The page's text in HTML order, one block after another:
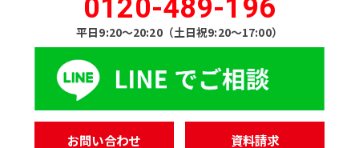
0120-489-196
平日9:20〜20:20（土日祝9:20〜17:00）
お問い合わせ 資料請求